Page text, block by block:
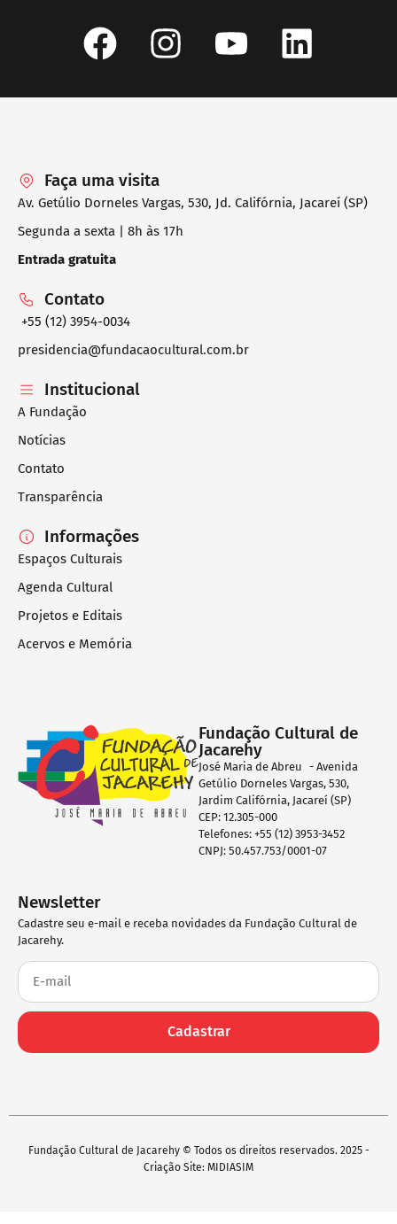
Faça uma visita
Av. Getúlio Dorneles Vargas, 530, Jd. Califórnia, Jacareí (SP)
Segunda a sexta | 8h às 17h
Entrada gratuita
Contato
+55 (12) 3954-0034
presidencia@fundacaocultural.com.br
Institucional
A Fundação
Notícias
Contato
Transparência
Informações
Espaços Culturais
Agenda Cultural
Projetos e Editais
Acervos e Memória
Fundação Cultural de
Jacarehy
José Maria de Abreu - Avenida
Getúlio Dorneles Vargas, 530,
Jardim Califórnia, Jacareí (SP)
CEP: 12.305-000
Telefones: +55 (12) 3953-3452
CNPJ: 50.457.753/0001-07
Newsletter
Cadastre seu e-mail e receba novidades da Fundação Cultural de
Jacarehy.
Cadastrar
Fundação Cultural de Jacarehy © Todos os direitos reservados. 2025 -
Criação Site: MIDIASIM